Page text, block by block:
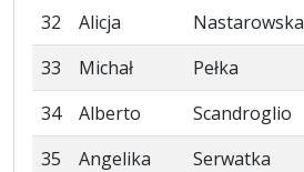
32
Alicja Nastarowska
33
Michał Pełka
34
Alberto Scandroglio
35
Angelika Serwatka